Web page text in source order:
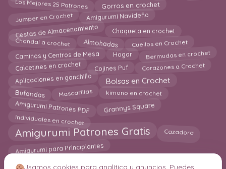
Los Mejores 25 Patrones Gorros en crochet
Jumper en Crochet Amigurumi Navideño
Cestas de Almacenamiento Chaqueta en crochet
Chandal a crochet Almohadas Cuellos en Crochet
Caminos y Centros de Mesa Hogar Bermudas en crochet
Calcetines en crochet Cojines Puf Corazones a Crochet
Aplicaciones en ganchillo Bolsas en Crochet
Bufandas Mascarillas kimono en crochet
Amigurumi Patrones PDF Grannys Square
Individuales en crochet
Amigurumi Patrones Gratis Cazadora
Amigurumi para Principiantes